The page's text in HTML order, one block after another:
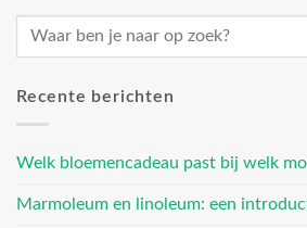
Recente berichten
Welk bloemencadeau past bij welk
Marmoleum en linoleum: een